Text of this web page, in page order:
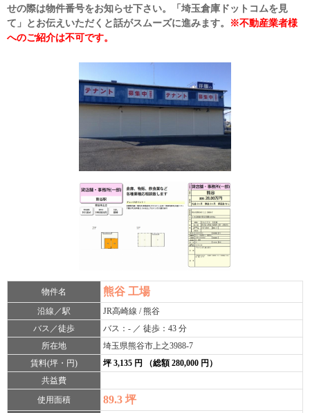
せの際は物件番号をお知らせ下さい。「埼玉倉庫ドットコムを見
て」とお伝えいただくと話がスムーズに進みます。
※不動産業者様
へのご紹介は不可です。
物件名 熊谷 工場
沿線／駅
JR高崎線 / 熊谷
バス／徒歩
バス：- ／ 徒歩：43 分
所在地
埼玉県熊谷市上之3988-7
賃料(坪・円)
坪 3,135 円 （総額 280,000 円）
共益費
使用面積
89.3 坪